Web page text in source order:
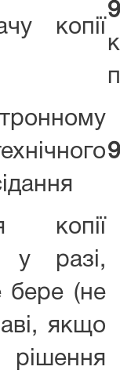
копії
копії
у разі,
бере (не
якщо